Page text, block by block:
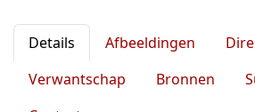
Details Afbeeldingen
Verwantschap
Bronnen